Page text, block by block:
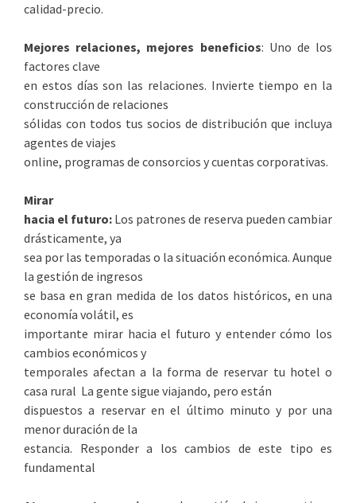
calidad-precio.
Mejores relaciones, mejores beneficios: Uno de los
factores clave
en estos días son las relaciones. Invierte tiempo en la
construcción de relaciones
sólidas con todos tus socios de distribución que incluya
agentes de viajes
online, programas de consorcios y cuentas corporativas.
Mirar
hacia el futuro: Los patrones de reserva pueden cambiar
drásticamente, ya
sea por las temporadas o la situación económica. Aunque
la gestión de ingresos
se basa en gran medida de los datos históricos, en una
economía volátil, es
importante mirar hacia el futuro y entender cómo los
cambios económicos y
temporales afectan a la forma de reservar tu hotel o
casa rural La gente sigue viajando, pero están
dispuestos a reservar en el último minuto y por una
menor duración de la
estancia. Responder a los cambios de este tipo es
fundamental